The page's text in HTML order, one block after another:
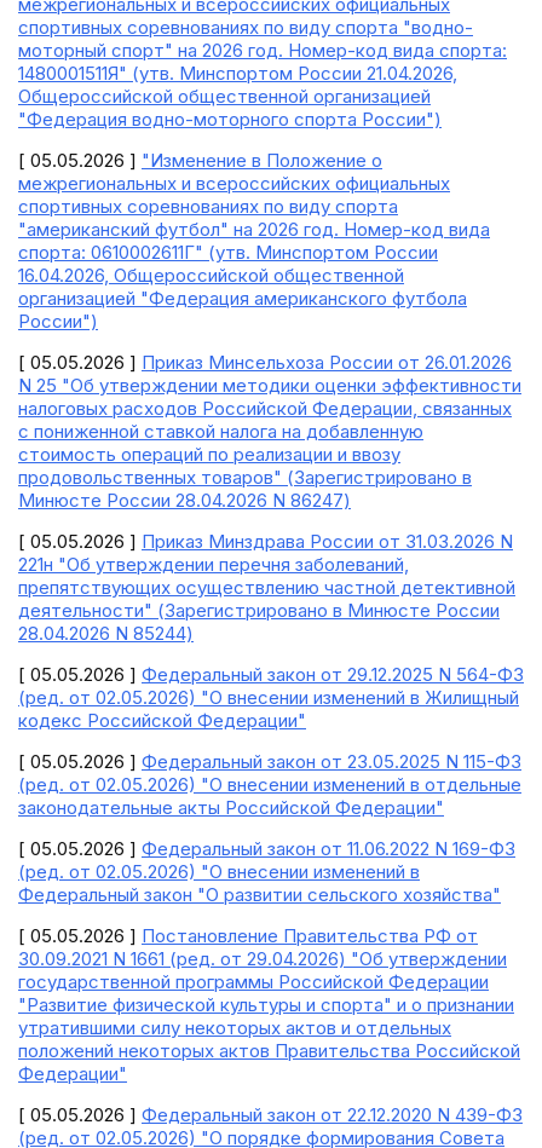
спортивных соревнованиях по виду спорта "водно-
моторный спорт" на 2026 год. Номер-код вида спорта:
1480001511Я" (утв. Минспортом России 21.04.2026,
Общероссийской общественной организацией
"Федерация водно-моторного спорта России")
[ 05.05.2026 ] "Изменение в Положение о
межрегиональных и всероссийских официальных
спортивных соревнованиях по виду спорта
"американский футбол" на 2026 год. Номер-код вида
спорта: 0610002611Г" (утв. Минспортом России
16.04.2026, Общероссийской общественной
организацией "Федерация американского футбола
России")
[ 05.05.2026 ] Приказ Минсельхоза России от 26.01.2026
N 25 "Об утверждении методики оценки эффективности
налоговых расходов Российской Федерации, связанных
с пониженной ставкой налога на добавленную
стоимость операций по реализации и ввозу
продовольственных товаров" (Зарегистрировано в
Минюсте России 28.04.2026 N 86247)
[ 05.05.2026 ] Приказ Минздрава России от 31.03.2026 N
221н "Об утверждении перечня заболеваний,
препятствующих осуществлению частной детективной
деятельности" (Зарегистрировано в Минюсте России
28.04.2026 N 85244)
[ 05.05.2026 ] Федеральный закон от 29.12.2025 N 564-ФЗ
(ред. от 02.05.2026) "О внесении изменений в Жилищный
кодекс Российской Федерации"
[ 05.05.2026 ] Федеральный закон от 23.05.2025 N 115-ФЗ
(ред. от 02.05.2026) "О внесении изменений в отдельные
законодательные акты Российской Федерации"
[ 05.05.2026 ] Федеральный закон от 11.06.2022 N 169-ФЗ
(ред. от 02.05.2026) "О внесении изменений в
Федеральный закон "О развитии сельского хозяйства"
[ 05.05.2026 ] Постановление Правительства РФ от
30.09.2021 N 1661 (ред. от 29.04.2026) "Об утверждении
государственной программы Российской Федерации
"Развитие физической культуры и спорта" и о признании
утратившими силу некоторых актов и отдельных
положений некоторых актов Правительства Российской
Федерации"
[ 05.05.2026 ] Федеральный закон от 22.12.2020 N 439-ФЗ
(ред. от 02.05.2026) "О порядке формирования Совета